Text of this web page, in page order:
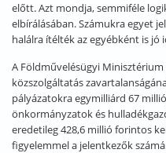
előtt. Azt mondja, semmiféle
elbírálásában. Számukra egyet
halálra ítélték az egyébként is jó
A Földművelésügyi
közszolgáltatás
pályázatokra egymilliárd 67
önkormányzatok és
eredetileg 428,6 millió forintos
figyelemmel a jelentkezők